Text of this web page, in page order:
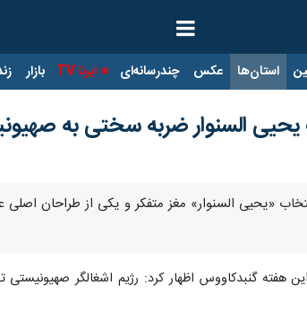
استان‌ها عکس چندرسانه‌ای ایرنا TV بازار
السنوار ضربه سختی به
«یحیی السنوار» مغز متفکر و یکی از طراحان
هفته گنبدکاووس اظهار کرد: رژیم اشغالگر